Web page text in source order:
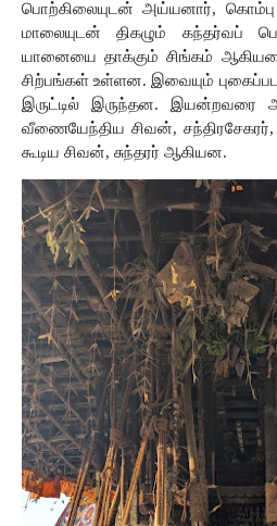
பொற்கிலையுடன் அய்யனார், கொம்பு
மாலையுடன் திகழும் கந்தர்வப்
யானையை தாக்கும் சிங்கம்
சிற்பங்கள் உள்ளன. இவையும்
இருட்டில் இருந்தன. இயன்றவரை
வீணையேந்திய சிவன்,
கூடிய சிவன், சுந்தரர் ஆகியன.